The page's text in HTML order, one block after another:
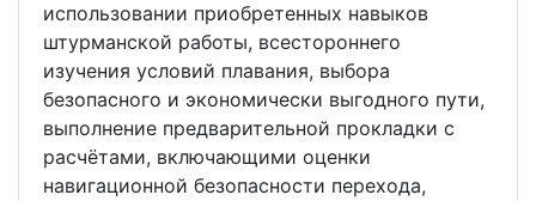
использовании приобретенных навыков
штурманской работы, всестороннего
изучения условий плавания, выбора
безопасного и экономически выгодного пути,
выполнение предварительной прокладки с
расчётами, включающими оценки
навигационной безопасности перехода,